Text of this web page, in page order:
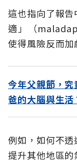
這也指向了報
適」（
使得風險反而加
今年父親節，
爸的大腦與生活
例如，如何不
提升其他地區